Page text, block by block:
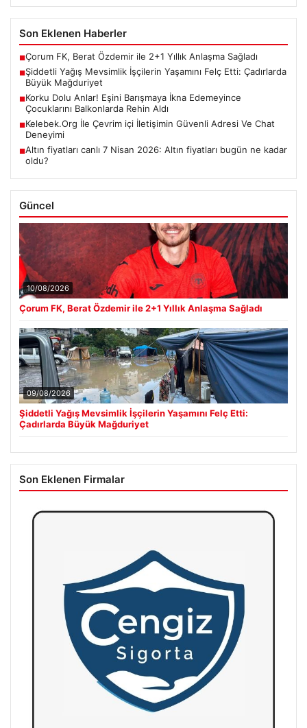
Son Eklenen Haberler
■Çorum FK, Berat Özdemir ile 2+1 Yıllık Anlaşma Sağladı
■Şiddetli Yağış Mevsimlik İşçilerin Yaşamını Felç Etti: Çadırlarda
Büyük Mağduriyet
■Korku Dolu Anlar! Eşini Barışmaya İkna Edemeyince
Çocuklarını Balkonlarda Rehin Aldı
■Kelebek.Org İle Çevrim içi İletişimin Güvenli Adresi Ve Chat
Deneyimi
■Altın fiyatları canlı 7 Nisan 2026: Altın fiyatları bugün ne kadar
oldu?
Güncel
10/08/2026
Çorum FK, Berat Özdemir ile 2+1 Yıllık Anlaşma Sağladı
09/08/2026
Şiddetli Yağış Mevsimlik İşçilerin Yaşamını Felç Etti:
Çadırlarda Büyük Mağduriyet
Son Eklenen Firmalar